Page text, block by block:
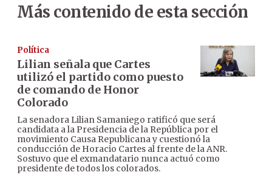
Más contenido de esta sección
Política
Lilian señala que Cartes
utilizó el partido como puesto
de comando de Honor
Colorado
La senadora Lilian Samaniego ratificó que será
candidata a la Presidencia de la República por el
movimiento Causa Republicana y cuestionó la
conducción de Horacio Cartes al frente de la ANR.
Sostuvo que el exmandatario nunca actuó como
presidente de todos los colorados.